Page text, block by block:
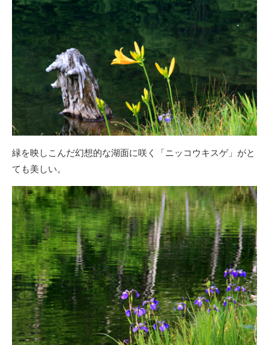
緑を映しこんだ幻想的な湖面に咲く「ニッコウキスゲ」がと
ても美しい。